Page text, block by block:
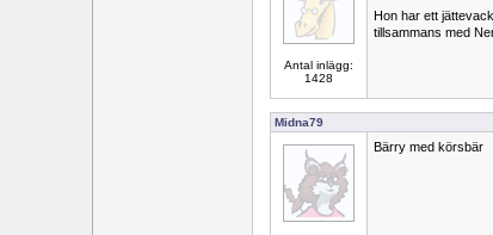
Antal inlägg:
1428
Hon har ett
tillsammans med
Midna79
Bärry med körsbär